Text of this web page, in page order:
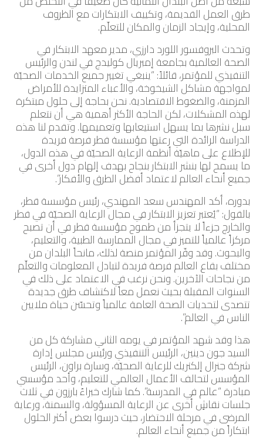
طرق العمل القديمة، وتكييف الابتكارات مع الظروف
المحلية، وإيجاد الزمان والمكان للتعلّم.
وتحدث البروفسور اللورد دارزي، مدير معهد الابتكار في
الصحة العالمية بجامعة إمبريال كوليدج في لندن والرئيس
التنفيذي للمؤتمر، قائلاً: “ينبغي تغيير جميع الخدمات الصحيّة
لمواجهة مشاكل الشيخوخة، والأعباء المتزايدة للأمراض
المزمنة، والضغوط الاقتصادية. نحن بحاجة إلى حلول مبتكرة
لهذه المشكلات، لكن الحاجة الأكثر أهمية هي أن نتعلم
سبل نشرها بما يسهل استيعابها وتعميمها. وتقدم لنا هذه
الدراسة الرائدة التي رعتها مؤسسة قطر فرصة فريدة
للإطلاع على ماهيّة أنظمة الرعاية الصحيّة في هذه الدول،
ما يسمح لها بنشر الابتكار بنجاح بهدف إلهام دول أخرى في
جميع أنحاء العالم لاعتماد أفضل الطرق والأفكار”.
بدوره، أكد المهندس سعد المهندي، رئيس مؤسسة قطر،
بالقول: “يُعتبر تعزيز الابتكار في مجال الرعاية الصحيّة في قطر
والخارج جزءاً لا يتجزأ من طموح مؤسسة قطر في أن تصبح
مركزاً عالمياً للتميز في مجال الممارسة الطبية، والتعليم،
والبحوث. وقد وفّر المؤتمر منصة لذلك، مانحاً البلدان من
مختلف بقاع العالم فرصة فريدة لتبادل المعلومات والتعلّم
من نجاحات الآخرين. ونحن نرغب في الاعتماد على ذلك في
السنوات المقبلة بحيث نعمل معاً لاكتشاف طرق جديدة
تتصدى لتحديات الصحة العامة عالمياً وتحسّن حياة ملايين
الناس في العالم”.
هذا وقد شهد المؤتمر في يومه الثاني مشاركة كل من
السيد جون دينين، الرئيس التنفيذي ورئيس مجلس إدارة
شركة جنرال إلكتريك للرعاية الصحيّة، وسارة براون، الرئيس
المؤسس لتحالف الأعمال العالمي للتعليم، وأحد مؤسسي
مبادرة “عالم في المدرسة”. كما شارك خبراءٌ بارزون في ثلاث
جلسات نقاشٍ أخرى عن الرعاية المسؤولة، والسمنة، ورعاية
المرضى في مرحلة الاحتضار، حيث درسوا بعض أكثر الحلول
ابتكاراً من جميع أنحاء العالم.